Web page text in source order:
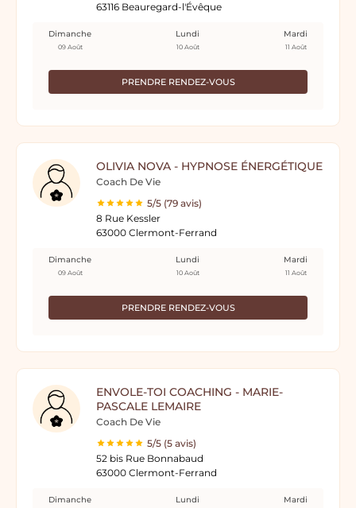
63116 Beauregard-l'Évêque
PRENDRE RENDEZ-VOUS
Dimanche
09 Août
Lundi
10 Août
Mardi
11 Août
OLIVIA NOVA - HYPNOSE ÉNERGÉTIQUE
Coach De Vie
5/5 (79 avis)
8 Rue Kessler
63000 Clermont-Ferrand
PRENDRE RENDEZ-VOUS
Dimanche
09 Août
Lundi
10 Août
Mardi
11 Août
ENVOLE-TOI COACHING - MARIE-
PASCALE LEMAIRE
Coach De Vie
5/5 (5 avis)
52 bis Rue Bonnabaud
63000 Clermont-Ferrand
Dimanche Lundi Mardi